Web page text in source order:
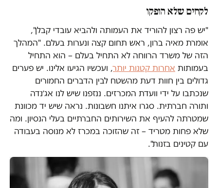
לקחים שלא הופקו
"יש פה רצון להוריד את העמותה ולהביא עובדי קבלן",
אומרת מאיה ברון, ראש תחום קצה ונערות בעלם. "המהלך
הזה של משרד הרווחה לא התחיל בעלם – הוא התחיל
בעמותות אחרות קטנות יותר, ועכשיו הגיעו אלינו. יש פערים
גדולים בין חוות דעת מהשטח לבין הדברים החמורים
שנכתבו על ידי וועדת המכרזים. ננזפנו שיש לנו אג׳נדה
ותורה חברתית. סגרו איתנו חשבונות. נראה שיש יד מכוונת
שמטרתה להעיף את השירותים החברתיים בעלי הנסיון. ומה
שלא פחות מטריד – זה שהזוכה במכרז לא מנוסה בעבודה
עם קטינים בזנות".